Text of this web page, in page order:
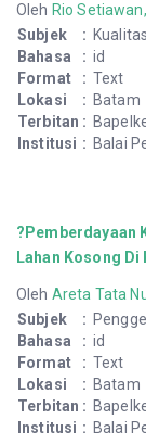
Oleh Rio
Subjek
:
Bahasa
: id
Format
: Text
Lokasi
: Batam
Terbitan :
Institusi : Balai
?Pemberdayaan
Lahan Kosong
Oleh Areta Tata
Subjek
:
Bahasa
: id
Format
: Text
Lokasi
: Batam
Terbitan :
Institusi : Balai